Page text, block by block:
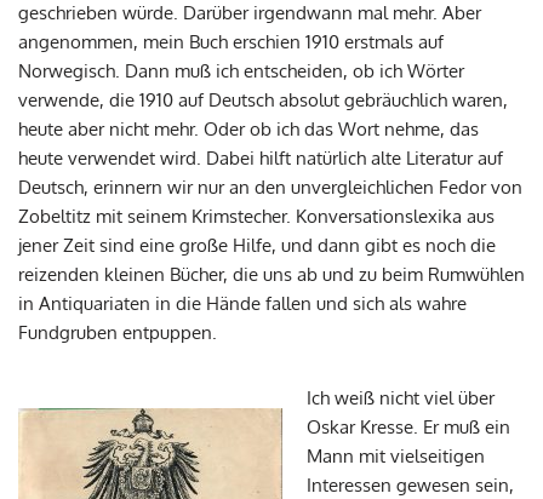
geschrieben würde. Darüber irgendwann mal mehr. Aber
angenommen, mein Buch erschien 1910 erstmals auf
Norwegisch. Dann muß ich entscheiden, ob ich Wörter
verwende, die 1910 auf Deutsch absolut gebräuchlich waren,
heute aber nicht mehr. Oder ob ich das Wort nehme, das
heute verwendet wird. Dabei hilft natürlich alte Literatur auf
Deutsch, erinnern wir nur an den unvergleichlichen Fedor von
Zobeltitz mit seinem Krimstecher. Konversationslexika aus
jener Zeit sind eine große Hilfe, und dann gibt es noch die
reizenden kleinen Bücher, die uns ab und zu beim Rumwühlen
in Antiquariaten in die Hände fallen und sich als wahre
Fundgruben entpuppen.
Ich weiß nicht viel über
Oskar Kresse. Er muß ein
Mann mit vielseitigen
Interessen gewesen sein,